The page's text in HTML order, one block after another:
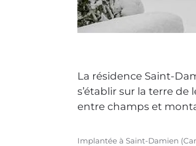
La résidence Saint-
s’établir sur la terre
entre champs et
Implantée à Saint-Damien